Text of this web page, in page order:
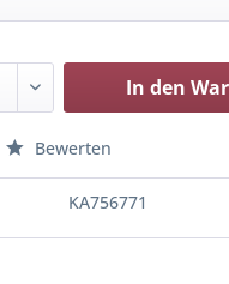
In den
Bewerten
KA756771